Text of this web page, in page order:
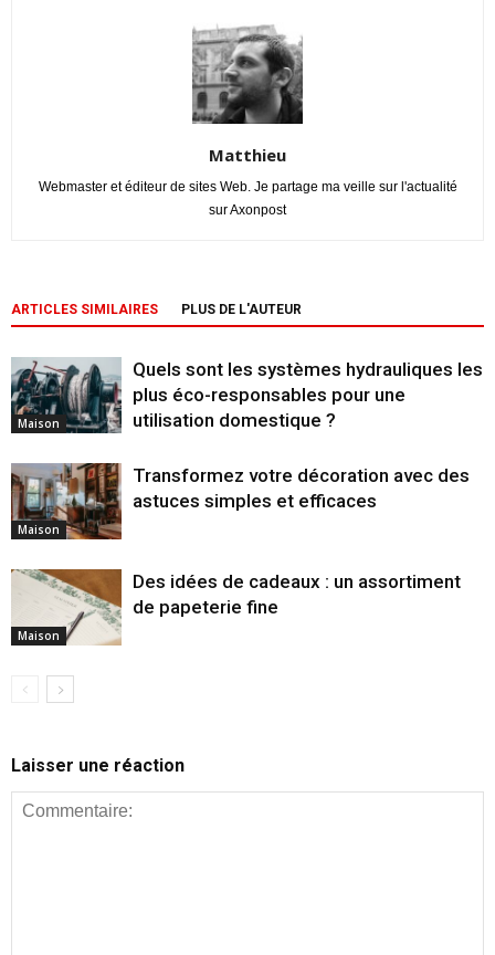
Matthieu
Webmaster et éditeur de sites Web. Je partage ma veille sur l'actualité
sur Axonpost
ARTICLES SIMILAIRES PLUS DE L'AUTEUR
Maison
Quels sont les systèmes hydrauliques les
plus éco-responsables pour une
utilisation domestique ?
Maison
Transformez votre décoration avec des
astuces simples et efficaces
Maison
Des idées de cadeaux : un assortiment
de papeterie fine
Laisser une réaction